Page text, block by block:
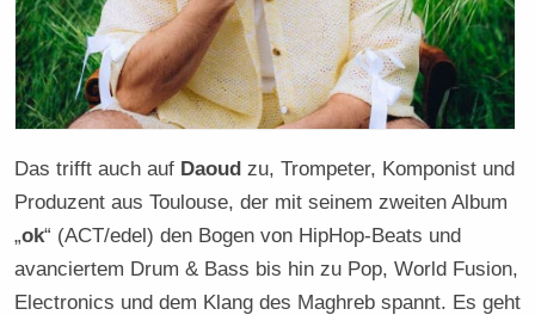
Das trifft auch auf Daoud zu, Trompeter, Komponist und
Produzent aus Toulouse, der mit seinem zweiten Album
„ok“ (ACT/edel) den Bogen von HipHop-Beats und
avanciertem Drum & Bass bis hin zu Pop, World Fusion,
Electronics und dem Klang des Maghreb spannt. Es geht